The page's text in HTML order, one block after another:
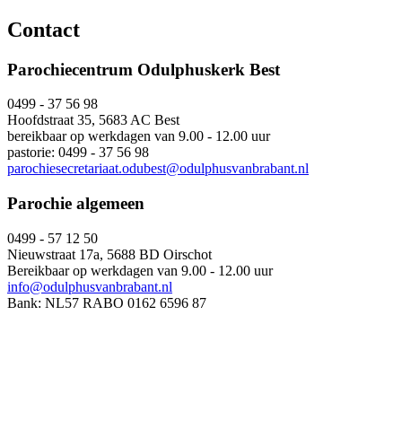
Contact
Parochiecentrum Odulphuskerk Best
0499 - 37 56 98
Hoofdstraat 35, 5683 AC Best
bereikbaar op werkdagen van 9.00 - 12.00 uur
pastorie: 0499 - 37 56 98
parochiesecretariaat.odubest@odulphusvanbrabant.nl
Parochie algemeen
0499 - 57 12 50
Nieuwstraat 17a, 5688 BD Oirschot
Bereikbaar op werkdagen van 9.00 - 12.00 uur
info@odulphusvanbrabant.nl
Bank: NL57 RABO 0162 6596 87